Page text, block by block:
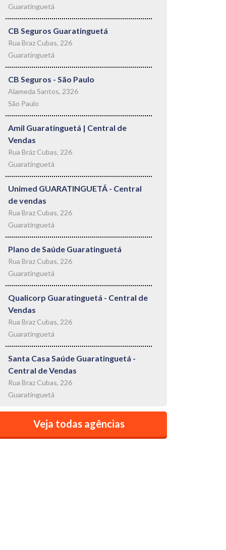
Guaratinguetá
CB Seguros Guaratinguetá
Rua Braz Cubas, 226
Guaratinguetá
CB Seguros - São Paulo
Alameda Santos, 2326
São Paulo
Amil Guaratinguetá | Central de
Vendas
Rua Bráz Cubas, 226
Guaratinguetá
Unimed GUARATINGUETÁ - Central
de vendas
Rua Braz Cubas, 226
Guaratinguetá
Plano de Saúde Guaratinguetá
Rua Braz Cubas, 226
Guaratinguetá
Qualicorp Guaratinguetá - Central de
Vendas
Rua Braz Cubas, 226
Guaratinguetá
Santa Casa Saúde Guaratinguetá -
Central de Vendas
Rua Braz Cubas, 226
Guaratinguetá
Veja todas agências